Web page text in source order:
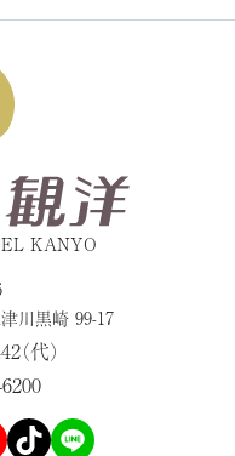
KANYO
川黒崎 99-17
（代）
TikTok LINE